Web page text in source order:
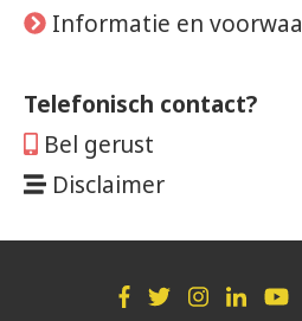
Informatie en
Telefonisch contact?
Bel gerust
Disclaimer